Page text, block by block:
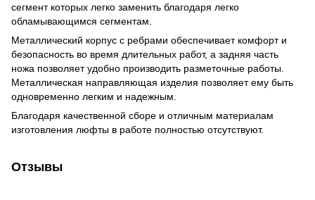
сегмент которых легко заменить благодаря легко
обламывающимся сегментам.
Металлический корпус с ребрами обеспечивает комфорт и
безопасность во время длительных работ, а задняя часть
ножа позволяет удобно производить разметочные работы.
Металлическая направляющая изделия позволяет ему быть
одновременно легким и надежным.
Благодаря качественной сборе и отличным материалам
изготовления люфты в работе полностью отсутствуют.
Отзывы